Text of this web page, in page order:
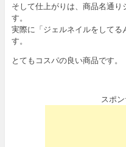
そして仕上がりは、商品名通
す。
実際に「ジェルネイルをしてる
す。
とてもコスパの良い商品です。
スポ